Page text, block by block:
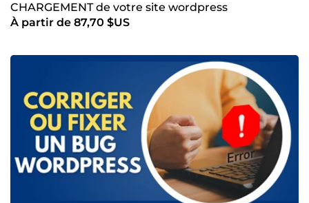
CHARGEMENT de votre site wordpress
À partir de 87,70 $US